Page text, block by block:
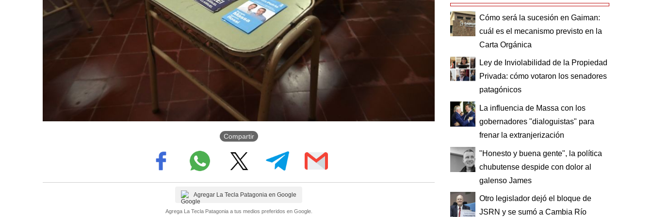
Compartir
Agregar La Tecla Patagonia en Google
Agrega La Tecla Patagonia a tus medios preferidos en Google.
Cómo será la sucesión en Gaiman:
cuál es el mecanismo previsto en la
Carta Orgánica
Ley de Inviolabilidad de la Propiedad
Privada: cómo votaron los senadores
patagónicos
La influencia de Massa con los
gobernadores "dialoguistas" para
frenar la extranjerización
"Honesto y buena gente", la política
chubutense despide con dolor al
galenso James
Otro legislador dejó el bloque de
JSRN y se sumó a Cambia Río